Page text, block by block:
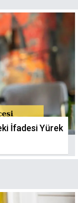
İfadesi Yürek